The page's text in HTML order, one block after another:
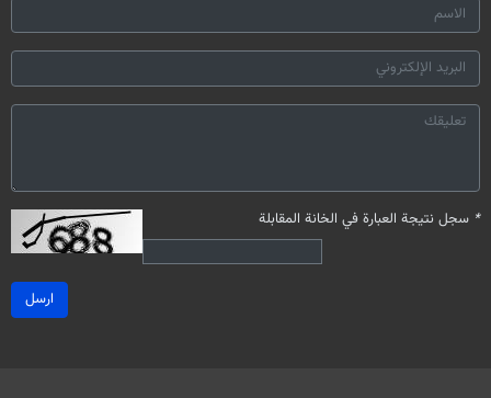
* سجل نتيجة العبارة في الخانة المقابلة
ارسل